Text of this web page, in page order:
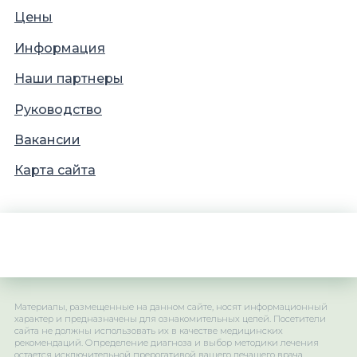
Цены
Информация
Наши партнеры
Руководство
Вакансии
Карта сайта
Материалы, размещенные на данном сайте, носят информационный
характер и предназначены для ознакомительных целей. Посетители
сайта не должны использовать их в качестве медицинских
рекомендаций. Определение диагноза и выбор методики лечения
остается исключительной прерогативой вашего лечащего врача.